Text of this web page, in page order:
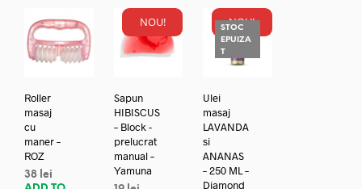
Roller
masaj
cu
maner –
ROZ
38 lei
NOU!
Sapun
HIBISCUS
– Block -
prelucrat
manual –
Yamuna
NOU!
STOC
EPUIZA
T
Ulei
masaj
LAVANDA
si
ANANAS
– 250 ML –
Diamond